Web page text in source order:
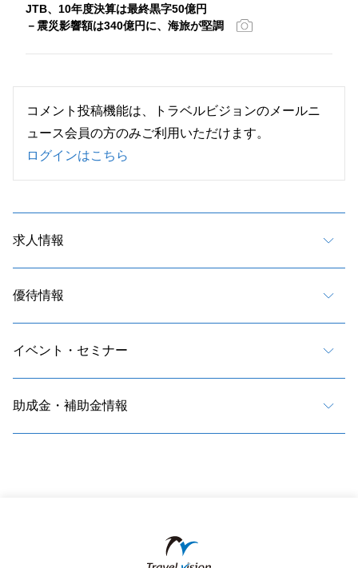
JTB、10年度決算は最終黒字50億円
－震災影響額は340億円に、海旅が堅調
コメント投稿機能は、トラベルビジョンのメールニ
ュース会員の方のみご利用いただけます。
ログインはこちら
求人情報
優待情報
イベント・セミナー
助成金・補助金情報